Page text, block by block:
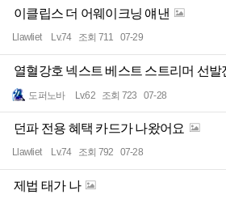
이클립스 더 어웨이크닝 얘낸
Llawliet Lv.74 조회 711 07-29
열혈강호 넥스트 베스트 스트리머 선발
도퍼노바 Lv.62 조회 723 07-28
던파 전용 혜택 카드가 나왔어요
Llawliet Lv.74 조회 792 07-28
제법 태가 나